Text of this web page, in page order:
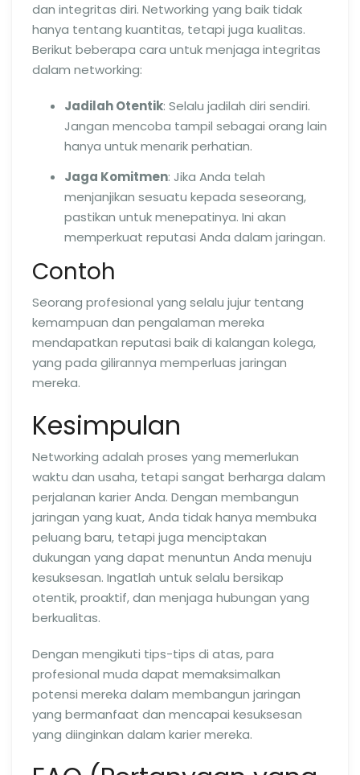
dan integritas diri. Networking yang baik tidak
hanya tentang kuantitas, tetapi juga kualitas.
Berikut beberapa cara untuk menjaga integritas
dalam networking:
Jadilah Otentik: Selalu jadilah diri sendiri.
Jangan mencoba tampil sebagai orang lain
hanya untuk menarik perhatian.
Jaga Komitmen: Jika Anda telah
menjanjikan sesuatu kepada seseorang,
pastikan untuk menepatinya. Ini akan
memperkuat reputasi Anda dalam jaringan.
Contoh
Seorang profesional yang selalu jujur tentang
kemampuan dan pengalaman mereka
mendapatkan reputasi baik di kalangan kolega,
yang pada gilirannya memperluas jaringan
mereka.
Kesimpulan
Networking adalah proses yang memerlukan
waktu dan usaha, tetapi sangat berharga dalam
perjalanan karier Anda. Dengan membangun
jaringan yang kuat, Anda tidak hanya membuka
peluang baru, tetapi juga menciptakan
dukungan yang dapat menuntun Anda menuju
kesuksesan. Ingatlah untuk selalu bersikap
otentik, proaktif, dan menjaga hubungan yang
berkualitas.
Dengan mengikuti tips-tips di atas, para
profesional muda dapat memaksimalkan
potensi mereka dalam membangun jaringan
yang bermanfaat dan mencapai kesuksesan
yang diinginkan dalam karier mereka.